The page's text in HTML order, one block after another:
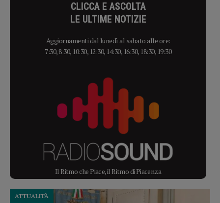
CLICCA E ASCOLTA
LE ULTIME NOTIZIE
Aggiornamenti dal lunedì al sabato alle ore:
7:30, 8:30, 10:30, 12:30, 14:30, 16:30, 18:30, 19:30
Il Ritmo che Piace, il Ritmo di Piacenza
ATTUALITÀ